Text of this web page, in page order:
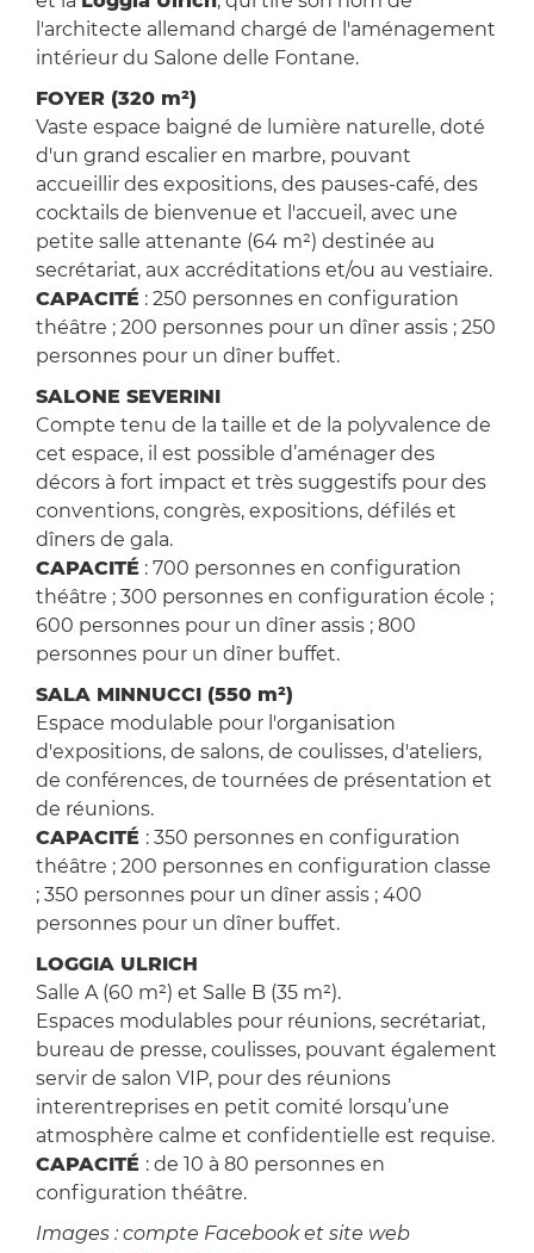
l'architecte allemand chargé de l'aménagement
intérieur du Salone delle Fontane.
FOYER (320 m²)
Vaste espace baigné de lumière naturelle, doté
d'un grand escalier en marbre, pouvant
accueillir des expositions, des pauses-café, des
cocktails de bienvenue et l'accueil, avec une
petite salle attenante (64 m²) destinée au
secrétariat, aux accréditations et/ou au vestiaire.
CAPACITÉ : 250 personnes en configuration
théâtre ; 200 personnes pour un dîner assis ; 250
personnes pour un dîner buffet.
SALONE SEVERINI
Compte tenu de la taille et de la polyvalence de
cet espace, il est possible d’aménager des
décors à fort impact et très suggestifs pour des
conventions, congrès, expositions, défilés et
dîners de gala.
CAPACITÉ : 700 personnes en configuration
théâtre ; 300 personnes en configuration école ;
600 personnes pour un dîner assis ; 800
personnes pour un dîner buffet.
SALA MINNUCCI (550 m²)
Espace modulable pour l'organisation
d'expositions, de salons, de coulisses, d'ateliers,
de conférences, de tournées de présentation et
de réunions.
CAPACITÉ : 350 personnes en configuration
théâtre ; 200 personnes en configuration classe
; 350 personnes pour un dîner assis ; 400
personnes pour un dîner buffet.
LOGGIA ULRICH
Salle A (60 m²) et Salle B (35 m²).
Espaces modulables pour réunions, secrétariat,
bureau de presse, coulisses, pouvant également
servir de salon VIP, pour des réunions
interentreprises en petit comité lorsqu’une
atmosphère calme et confidentielle est requise.
CAPACITÉ : de 10 à 80 personnes en
configuration théâtre.
Images : compte Facebook et site web